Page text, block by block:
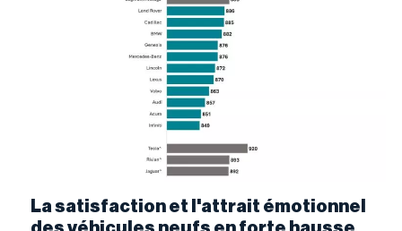
La satisfaction et l'attrait émotionnel